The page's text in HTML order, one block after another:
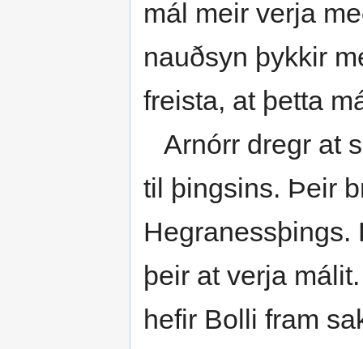
mál meir verja
nauðsyn þykkir
freista, at þetta
Arnórr dregr at
til þingsins. Þeir
þeir at verja
hefir Bolli fram